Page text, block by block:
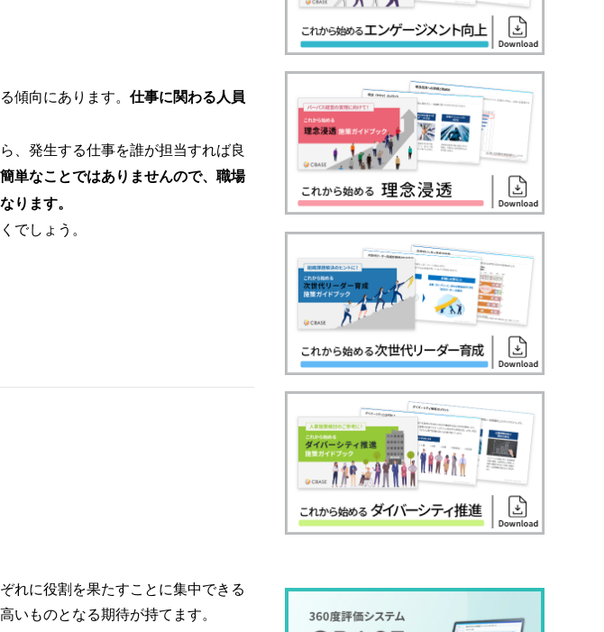
傾向にあります。 仕事に関わる人員
、発生する仕事を誰が担当すれば良
単なことではありませんので、職場
ります。
でしょう。
れに役割を果たすことに集中できる
いものとなる期待が持てます。